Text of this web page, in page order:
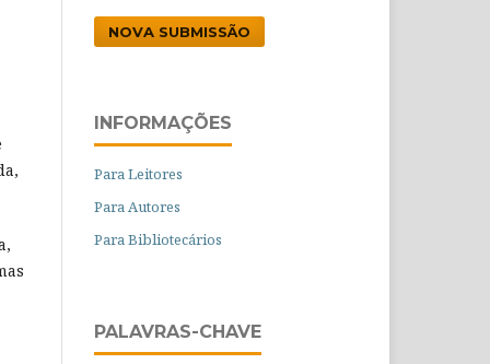
NOVA SUBMISSÃO
INFORMAÇÕES
Para Leitores
Para Autores
Para Bibliotecários
PALAVRAS-CHAVE